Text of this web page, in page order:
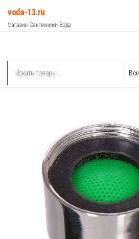
Перейти
содержимому
voda-13.ru
Магазин Сантехники Вода